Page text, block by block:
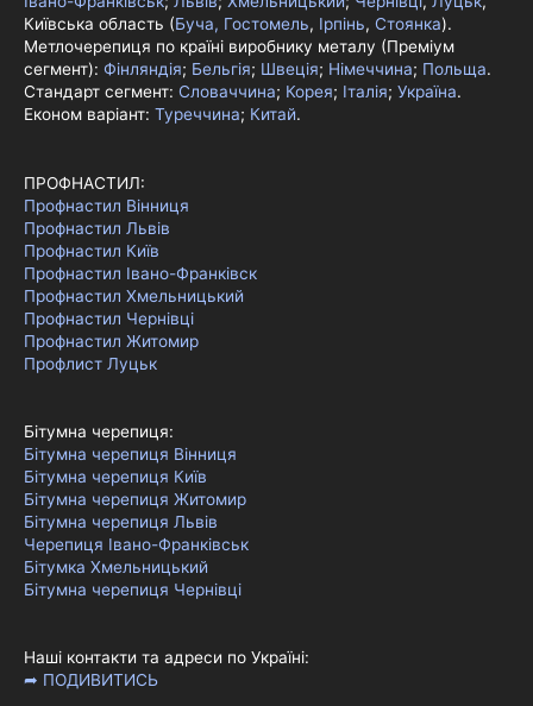
Київська область (Буча, Гостомель, Ірпінь, Стоянка).
Метлочерепиця по країні виробнику металу (Преміум
сегмент): Фінляндія; Бельгія; Швеція; Німеччина; Польща.
Стандарт сегмент: Словаччина; Корея; Італія; Україна.
Економ варіант: Туреччина; Китай.
ПРОФНАСТИЛ:
Профнастил Вінниця
Профнастил Львів
Профнастил Київ
Профнастил Івано-Франківск
Профнастил Хмельницький
Профнастил Чернівці
Профнастил Житомир
Профлист Луцьк
Бітумна черепиця:
Бітумна черепиця Вінниця
Бітумна черепиця Київ
Бітумна черепиця Житомир
Бітумна черепиця Львів
Черепиця Івано-Франківськ
Бітумка Хмельницький
Бітумна черепиця Чернівці
Наші контакти та адреси по Україні:
➦ ПОДИВИТИСЬ